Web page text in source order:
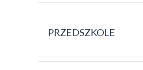
PRZEDSZKOLE